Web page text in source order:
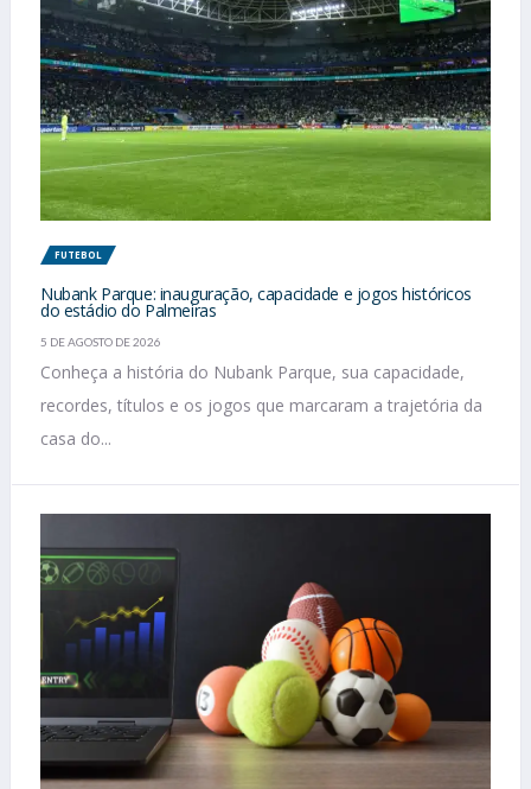
FUTEBOL
Nubank Parque: inauguração, capacidade e jogos históricos
do estádio do Palmeiras
5 DE AGOSTO DE 2026
Conheça a história do Nubank Parque, sua capacidade,
recordes, títulos e os jogos que marcaram a trajetória da
casa do...